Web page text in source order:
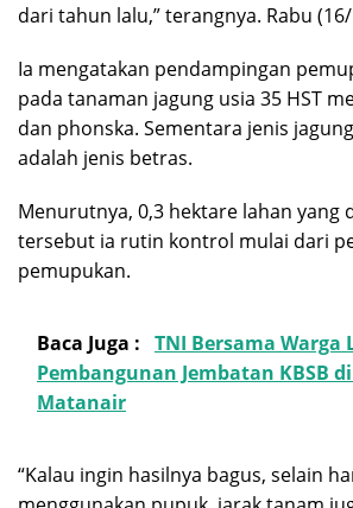
dari tahun lalu,” terangnya. Rabu
Ia mengatakan pendampingan
pada tanaman jagung usia 35 HST
dan phonska. Sementara jenis
adalah jenis betras.
Menurutnya, 0,3 hektare lahan yang
tersebut ia rutin kontrol mulai dari
pemupukan.
Baca Juga : TNI Bersama
Pembangunan Jembatan KBSB
Matanair
“Kalau ingin hasilnya bagus, selain